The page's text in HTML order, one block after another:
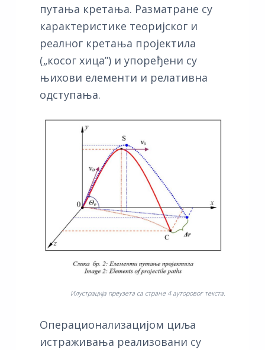
путања кретања. Разматране су
карактеристике теоријског и
реалног кретања пројектила
(„косог хица”) и упоређени су
њихови елементи и релативна
одступања.
Илустрација преузета са стране 4 ауторовог текста.
Операционализацијом циља
истраживања реализовани су